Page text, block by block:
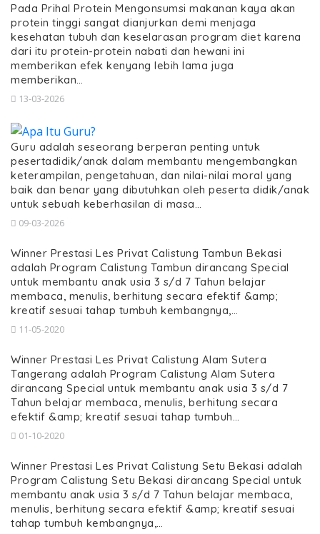
Pada Prihal Protein Mengonsumsi makanan kaya akan
protein tinggi sangat dianjurkan demi menjaga
kesehatan tubuh dan keselarasan program diet karena
dari itu protein-protein nabati dan hewani ini
memberikan efek kenyang lebih lama juga
memberikan…
13-03-2026
Guru adalah seseorang berperan penting untuk
pesertadidik/anak dalam membantu mengembangkan
keterampilan, pengetahuan, dan nilai-nilai moral yang
baik dan benar yang dibutuhkan oleh peserta didik/anak
untuk sebuah keberhasilan di masa…
09-03-2026
Winner Prestasi Les Privat Calistung Tambun Bekasi
adalah Program Calistung Tambun dirancang Special
untuk membantu anak usia 3 s/d 7 Tahun belajar
membaca, menulis, berhitung secara efektif &amp;
kreatif sesuai tahap tumbuh kembangnya,…
11-05-2020
Winner Prestasi Les Privat Calistung Alam Sutera
Tangerang adalah Program Calistung Alam Sutera
dirancang Special untuk membantu anak usia 3 s/d 7
Tahun belajar membaca, menulis, berhitung secara
efektif &amp; kreatif sesuai tahap tumbuh…
01-10-2020
Winner Prestasi Les Privat Calistung Setu Bekasi adalah
Program Calistung Setu Bekasi dirancang Special untuk
membantu anak usia 3 s/d 7 Tahun belajar membaca,
menulis, berhitung secara efektif &amp; kreatif sesuai
tahap tumbuh kembangnya,…